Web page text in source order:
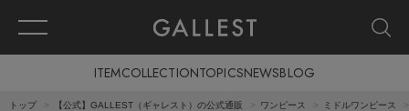
ITEMCOLLECTIONTOPICSNEWSBLOG
トップ 【公式】GALLEST（ギャレスト）の公式通販 ワンピース ミドルワンピース